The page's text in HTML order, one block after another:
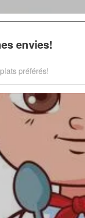
envies!
préférés!